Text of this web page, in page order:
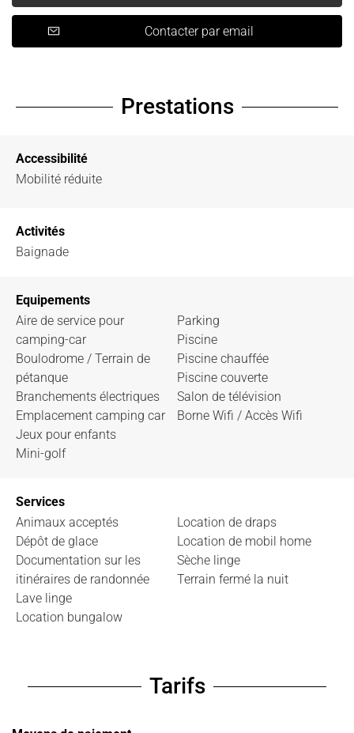
Contacter par email
Prestations
Accessibilité
Mobilité réduite
Activités
Baignade
Equipements
Aire de service pour
camping-car
Boulodrome / Terrain de
pétanque
Branchements électriques
Emplacement camping car
Jeux pour enfants
Mini-golf
Parking
Piscine
Piscine chauffée
Piscine couverte
Salon de télévision
Borne Wifi / Accès Wifi
Services
Animaux acceptés
Dépôt de glace
Documentation sur les
itinéraires de randonnée
Lave linge
Location bungalow
Location de draps
Location de mobil home
Sèche linge
Terrain fermé la nuit
Tarifs